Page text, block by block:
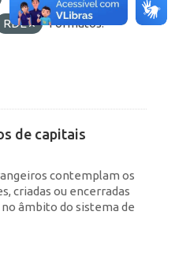
RDE
Formatos:
de capitais
contemplam os
criadas ou encerradas
âmbito do sistema de